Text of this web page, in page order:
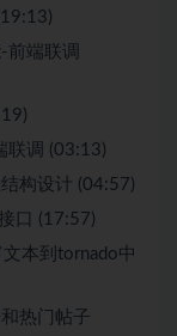
前端联调
联调 (03:13)
构设计 (04:57)
口 (17:57)
本到tornado中
热门帖子